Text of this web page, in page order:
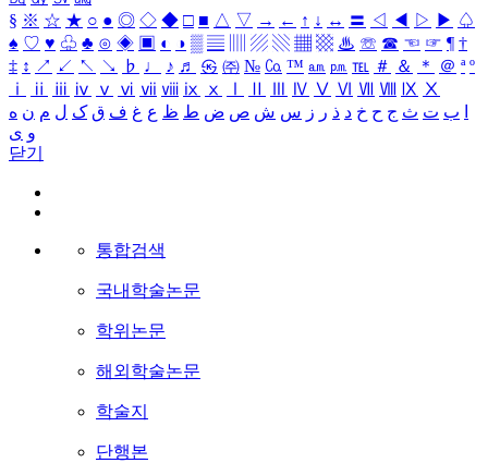
§ ※ ☆ ★ ○ ● ◎ ◇ ◆ □ ■ △ ▽ → ← ↑ ↓ ↔ 〓 ◁ ◀ ▷ ▶ ♤
♠ ♡ ♥ ♧ ♣ ⊙ ◈ ▣ ◐ ◑ ▒ ▤ ▨ ▧ ▦ ▩ ♨ ☏ ☎ ☜ ☞ ¶ †
‡ ↕ ↗ ↙ ↖ ↘ ♭ ♩ ♪ ♬ ㉿ ㈜ № ㏇ ™ ㏂ ㏘ ℡ ＃ ＆ ＊ ＠ ª º
ⅰ
ⅱ ⅲ ⅳ ⅴ ⅵ ⅶ ⅷ ⅸ ⅹ Ⅳ Ⅴ Ⅵ Ⅶ Ⅷ Ⅸ Ⅹ
ب ت ث ج ح خ د ذ ر ز س ش ص ض ط ظ ع غ ف ق ک ل م ن ه
و ی
닫기
통합검색
국내학술논문
학위논문
해외학술논문
학술지
단행본